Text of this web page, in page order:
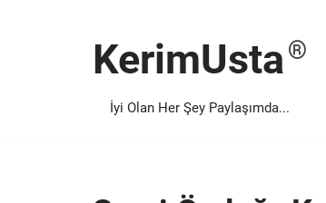
KerimUsta
İyi Olan Her Şey Paylaşımda...